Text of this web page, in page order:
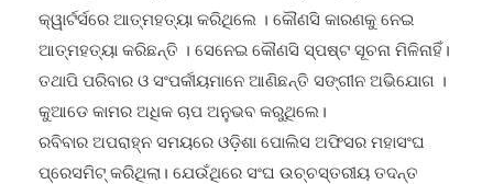
କ୍ୱାର୍ଟର୍ସରେ ଆତ୍ମହତ୍ୟା କରିଥିଲେ । କୌଣସି କାରଣକୁ ନେଇ
ଆତ୍ମହତ୍ୟା କରିଛନ୍ତି । ସେନେଇ କୌଣସି ସ୍ପଷ୍ଟ ସୂଚନା ମିଳିନାହିଁ।
ତଥାପି ପରିବାର ଓ ସଂପର୍କୀୟମାନେ ଆଣିଛନ୍ତି ସଙ୍ଗୀନ ଅଭିଯୋଗ ।
କୁଆଡେ କାମର ଅଧିକ ଚାପ ଅନୁଭବ କରୁଥିଲେ।
ରବିବାର ଅପରାହ୍ନ ସମୟରେ ଓଡ଼ିଶା ପୋଲିସ ଅଫିସର ମହାସଂଘ
ପ୍ରେସମିଟ୍ କରିଥିଲା। ଯେଉଁଥିରେ ସଂଘ ଉଚ୍ଚସ୍ତରୀୟ ତଦନ୍ତ